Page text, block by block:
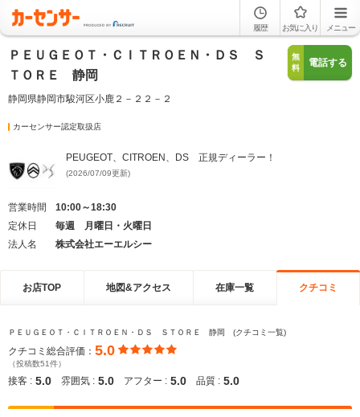
履歴 お気に入り メニュー
ＰＥＵＧＥＯＴ・ＣＩＴＲＯＥＮ・ＤＳ Ｓ
ＴＯＲＥ 静岡
静岡県静岡市駿河区小鹿２－２２－２
無
料
電話する
カーセンサー認定取扱店
PEUGEOT、CITROEN、DS 正規ディーラー！
(2026/07/09更新)
営業時間
10:00～18:30
定休日
毎週 月曜日・火曜日
法人名
株式会社エーエルシー
お店TOP 地図&アクセス 在庫一覧 クチコミ
ＰＥＵＧＥＯＴ・ＣＩＴＲＯＥＮ・ＤＳ ＳＴＯＲＥ 静岡 (クチコミ一覧)
クチコミ総合評価： 5.0
（投稿数51件）
接客 : 5.0 雰囲気 : 5.0 アフター : 5.0 品質 : 5.0